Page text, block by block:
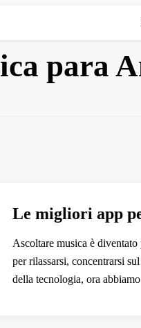
para
Le migliori app
Ascoltare musica è
per rilassarsi, concentrarsi
della tecnologia, ora abbiamo